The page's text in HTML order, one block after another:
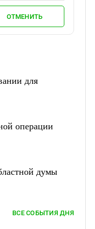
ОТМЕНИТЬ
для
операции
думы
ВСЕ СОБЫТИЯ ДНЯ